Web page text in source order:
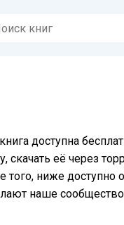
доступна
её через
ниже доступно
наше сообщество